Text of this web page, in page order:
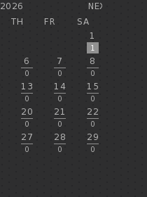
NEXT
2026
TH FR
SA
1
1
6
0
7
0
8
0
13
0
14
0
15
0
20
0
21
0
22
0
27
0
28
0
29
0